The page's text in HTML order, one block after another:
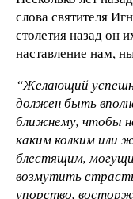
слова святителя
столетия назад он
наставление нам,
“Желающий
должен быть
ближнему, чтобы
каким колким или
блестящим,
возмутить
упорство,